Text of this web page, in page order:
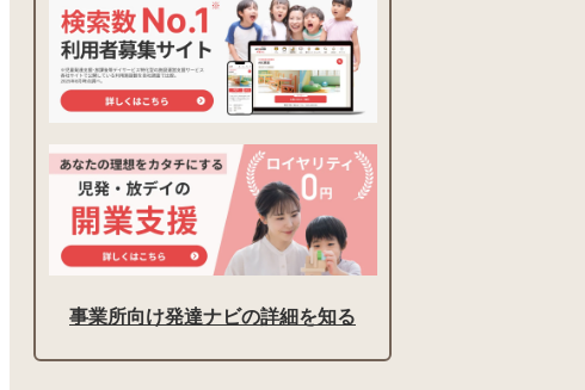
事業所向け発達ナビの詳細を知る